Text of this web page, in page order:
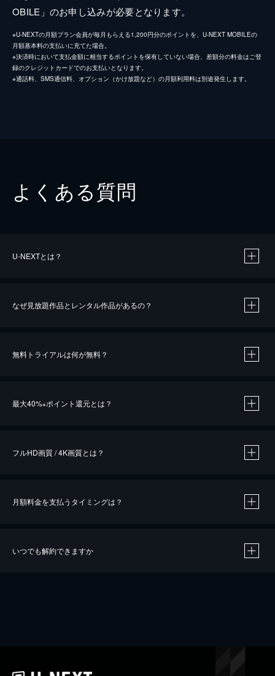
OBILE」のお申し込みが必要となります。
※U-NEXTの月額プラン会員が毎月もらえる1,200円分のポイントを、U-NEXT MOBILEの
月額基本料の支払いに充てた場合。
※決済時において支払金額に相当するポイントを保有していない場合、差額分の料金はご登
録のクレジットカードでのお支払いとなります。
※通話料、SMS通信料、オプション（かけ放題など）の月額利用料は別途発生します。
よくある質問
U-NEXTとは？
なぜ見放題作品とレンタル作品があるの？
無料トライアルは何が無料？
最大40%※ポイント還元とは？
※40％ポイント還元の対象は、クレジットカード決済による作品の購入 / レンタルです。
iOSアプリのUコイン決済による作品の購入 / レンタルは、20％のポイント還元です。
フルHD画質 / 4K画質とは？
月額料金を支払うタイミングは？
いつでも解約できますか